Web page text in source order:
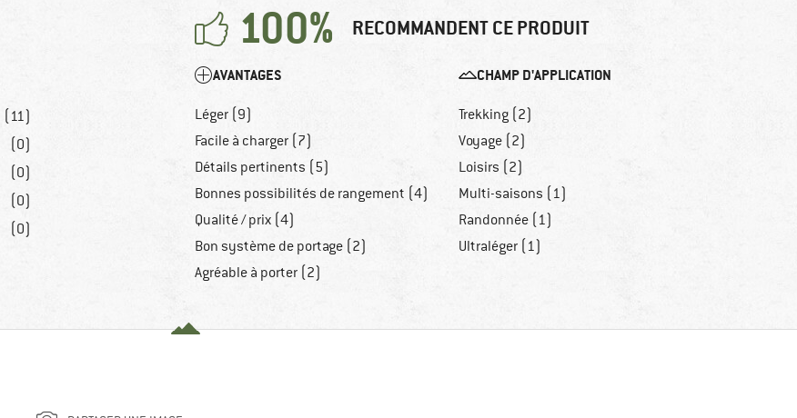
100% RECOMMANDENT CE PRODUIT
(11)
(0)
(0)
(0)
(0)
AVANTAGES
Léger (9)
Facile à charger (7)
Détails pertinents (5)
Bonnes possibilités de rangement (4)
Qualité / prix (4)
Bon système de portage (2)
Agréable à porter (2)
CHAMP D'APPLICATION
Trekking (2)
Voyage (2)
Loisirs (2)
Multi-saisons (1)
Randonnée (1)
Ultraléger (1)